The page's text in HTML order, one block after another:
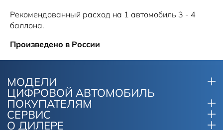
Рекомендованный расход на 1 автомобиль 3 - 4
баллона.
Произведено в России
МОДЕЛИ
ЦИФРОВОЙ АВТОМОБИЛЬ
ПОКУПАТЕЛЯМ
СЕРВИС
О ДИЛЕРЕ